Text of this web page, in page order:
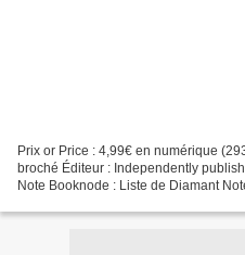
Prix or Price : 4,99€ en numérique
broché Éditeur : Independently
Note Booknode : Liste de Diamant